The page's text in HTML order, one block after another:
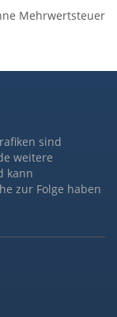
Mehrwertsteuer
sind
weitere
kann
zur Folge haben